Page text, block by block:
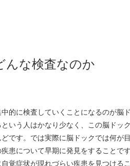
んな検査なのか
中的に検査していくことになるのが脳
いう人はかなり少なく、この脳ドッ
です。では実際に脳ドックでは何が
患について早期に発見をすることで
覚症状が現れづらい疾患を見つける